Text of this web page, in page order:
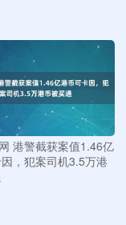
港警截获案值1.46亿
，犯案司机3.5万港